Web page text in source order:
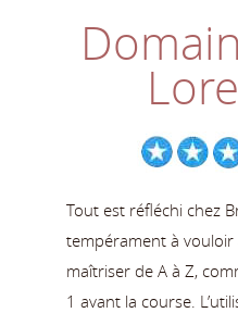
Tout est réfléchi chez
tempérament à
maîtriser de A à Z,
1 avant la course.